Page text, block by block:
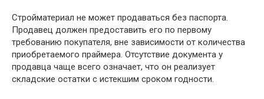
Стройматериал не может продаваться без паспорта.
Продавец должен предоставить его по первому
требованию покупателя, вне зависимости от количества
приобретаемого праймера. Отсутствие документа у
продавца чаще всего означает, что он реализует
складские остатки с истекшим сроком годности.